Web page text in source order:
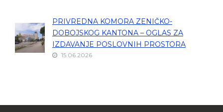
PRIVREDNA KOMORA ZENIČKO-
DOBOJSKOG KANTONA – OGLAS ZA
IZDAVANJE POSLOVNIH PROSTORA
15.06.2026